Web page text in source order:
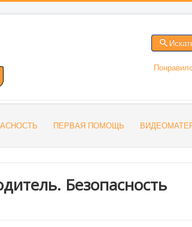
ПЕРВАЯ ПОМОЩЬ
Безопасность